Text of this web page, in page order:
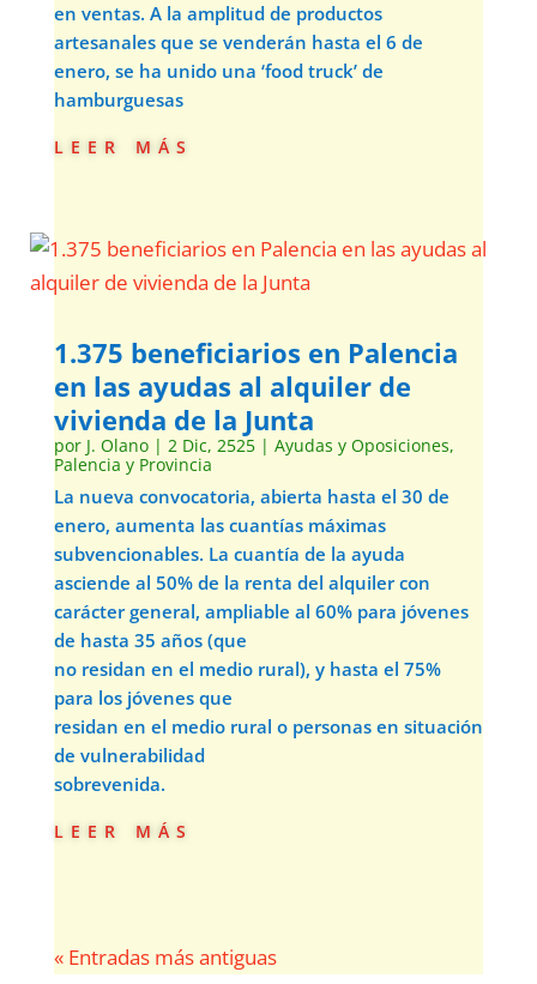
en ventas. A la amplitud de productos
artesanales que se venderán hasta el 6 de
enero, se ha unido una ‘food truck’ de
hamburguesas
leer más
1.375 beneficiarios en Palencia
en las ayudas al alquiler de
vivienda de la Junta
por J. Olano| 2 Dic, 2525| Ayudas y Oposiciones,
Palencia y Provincia
La nueva convocatoria, abierta hasta el 30 de
enero, aumenta las cuantías máximas
subvencionables. La cuantía de la ayuda
asciende al 50% de la renta del alquiler con
carácter general, ampliable al 60% para jóvenes
de hasta 35 años (que
no residan en el medio rural), y hasta el 75%
para los jóvenes que
residan en el medio rural o personas en situación
de vulnerabilidad
sobrevenida.
leer más
« Entradas más antiguas